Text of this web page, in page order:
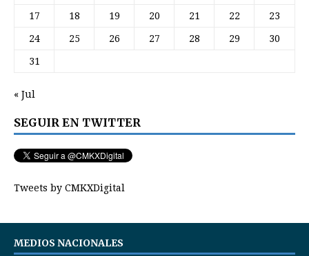
17 18 19 20 21 22 23
24 25 26 27 28 29 30
31
« Jul
SEGUIR EN TWITTER
Tweets by CMKXDigital
MEDIOS NACIONALES